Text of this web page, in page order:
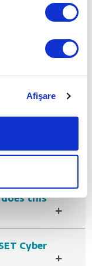
Afişare
this
+
Cyber
+